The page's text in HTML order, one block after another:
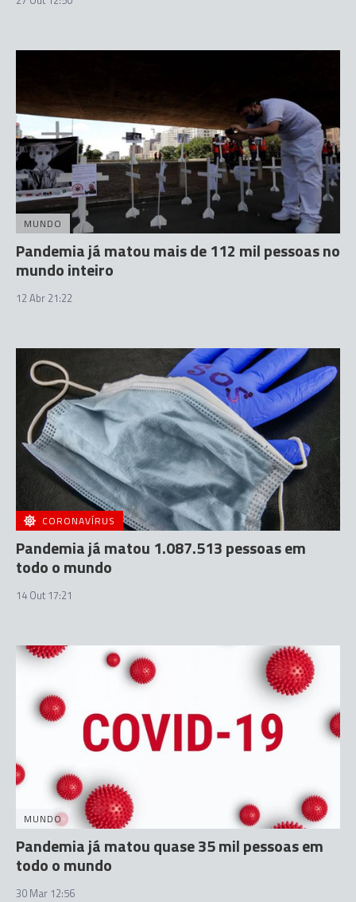
MUNDO
Pandemia já matou mais de 112 mil pessoas no
mundo inteiro
12 Abr 21:22
CORONAVÍRUS
Pandemia já matou 1.087.513 pessoas em
todo o mundo
14 Out 17:21
MUNDO
Pandemia já matou quase 35 mil pessoas em
todo o mundo
30 Mar 12:56